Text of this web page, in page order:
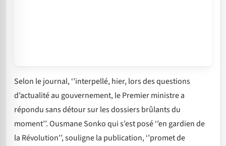
Selon le journal, ‘’interpellé, hier, lors des questions
d’actualité au gouvernement, le Premier ministre a
répondu sans détour sur les dossiers brûlants du
moment’’. Ousmane Sonko qui s’est posé ‘’en gardien de
la Révolution’’, souligne la publication, ‘’promet de